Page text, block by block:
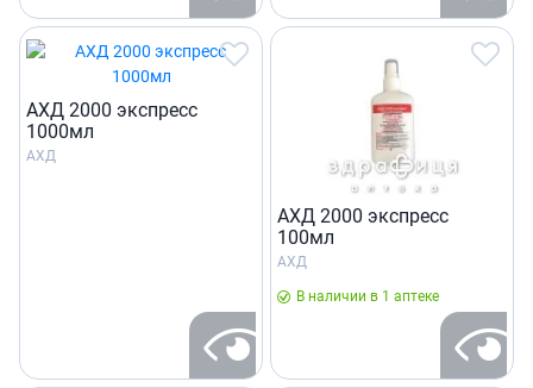
АХД 2000 экспресс
1000мл
АХД
АХД 2000 экспресс
100мл
АХД
В наличии в 1 аптеке